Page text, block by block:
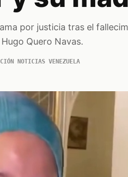
por justicia tras el
Quero Navas.
NOTICIAS VENEZUELA